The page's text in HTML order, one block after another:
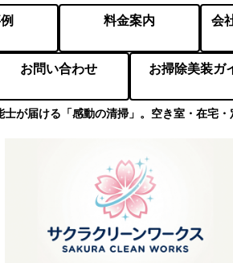
が届ける「感動の清掃」。空き室・在宅・
料金案内
お問い合わせ お掃除美装ガ